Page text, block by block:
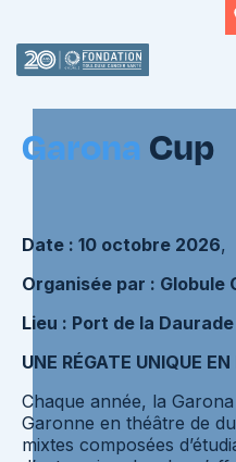
Garona Cup
Date : 10 octobre 2026,
Organisée par : Globule
Lieu : Port de la Daurade
UNE RÉGATE UNIQUE EN
Chaque année, la
Garonne en théâtre de
mixtes composées